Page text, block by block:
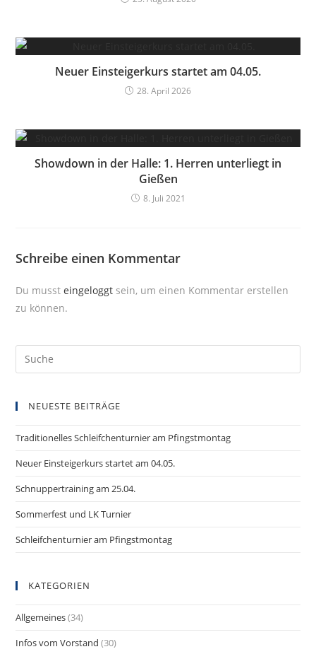
Neuer Einsteigerkurs startet am 04.05.
28. April 2026
Showdown in der Halle: 1. Herren unterliegt in
Gießen
8. Juli 2021
Schreibe einen Kommentar
Du mussteingeloggt sein, um einen Kommentar erstellen
zu können.
NEUESTE BEITRÄGE
Traditionelles Schleifchenturnier am Pfingstmontag
Neuer Einsteigerkurs startet am 04.05.
Schnuppertraining am 25.04.
Sommerfest und LK Turnier
Schleifchenturnier am Pfingstmontag
KATEGORIEN
Allgemeines(34)
Infos vom Vorstand (30)